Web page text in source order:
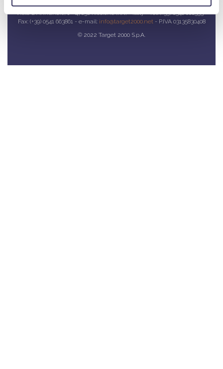
Target 2000 S.p.A.
Viale D'Annunzio, 1 - 47838 Riccione (RN) - Italy - Tel: (+39) 0541 660553 -
Fax: (+39) 0541 663861 - e-mail: info@target2000.net - P.IVA 03135830408
© 2022 Target 2000 S.p.A.